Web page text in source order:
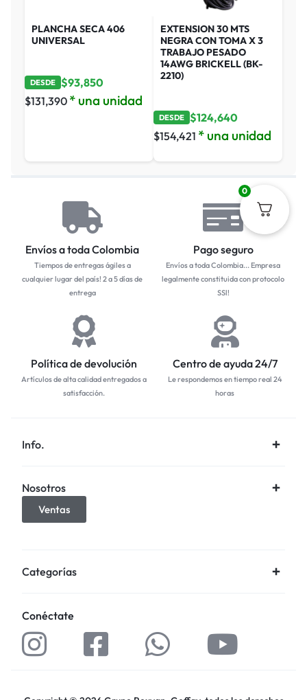
PLANCHA SECA 406
UNIVERSAL
DESDE $93,850
$131,390 * una unidad
EXTENSION 30 MTS
NEGRA CON TOMA X 3
TRABAJO PESADO
14AWG BRICKELL (BK-
2210)
DESDE $124,640
$154,421 * una unidad
Envíos a toda Colombia
Tiempos de entregas ágiles a
cualquier lugar del país! 2 a 5 días de
entrega
Pago seguro
Envíos a toda Colombia... Empresa
legalmente constituida con protocolo
SSl!
Política de devolución
Artículos de alta calidad entregados a
satisfacción.
Centro de ayuda 24/7
Le respondemos en tiempo real 24
horas
Info.
Nosotros
Ventas
Categorías
Conéctate
0